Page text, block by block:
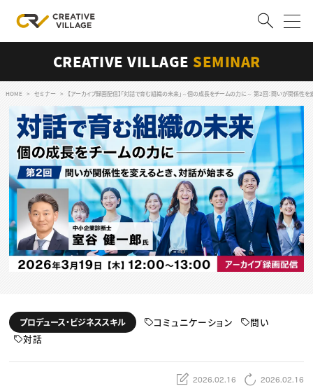
ログイン 会員登録
RECRUIT
クリエイター求人を探す
CREATIVE JOB求人検索
特集求人
採用説明会
転職支援サービス
CONTENTS
スキルアップしたい！
動画配信・映像制作
編集・ライティング
マーケティング
業界解説・キャリア事情
TOP Creator’s コラム トップ
Webクリエイター
アプリクリエイター
映像クリエイター
セミナー
ニュース・トレンド
CREATIVE VILLAGE SEMINAR
HOME セミナー 【アーカイブ録画配信】「対話で育む組織の未来」～個の成長をチームの力に～ 第2回：問いが関係性を
プロデュース・ビジネススキル コミュニケーション
問い
対話
2026.02.16 2026.02.16